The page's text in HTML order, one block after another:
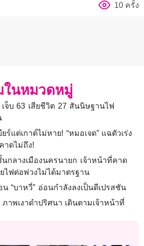
10 ครั้ง
นหมวดหมู่
เจ็บ 63 เสียชีวิต 27 สันนิษฐานไฟ
ยร์แต่เกาต์ไม่หาย! “หมอเจด” แฉตัวเร่ง
าดไม่ถึง!
กลางเมืองนครนายก เจ้าหน้าที่คาด
ไฟต่อพ่วงไม่ได้มาตรฐาน
“บาหวี่” อ่อนกำลังลงเป็นดีเปรสชัน
าพเงาดำปริศนา เดินตามเจ้าหน้าที่